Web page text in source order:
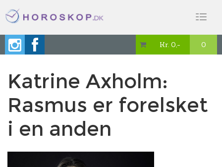
 Kr. 0,- 0
Katrine Axholm:
Rasmus er forelsket
i en anden